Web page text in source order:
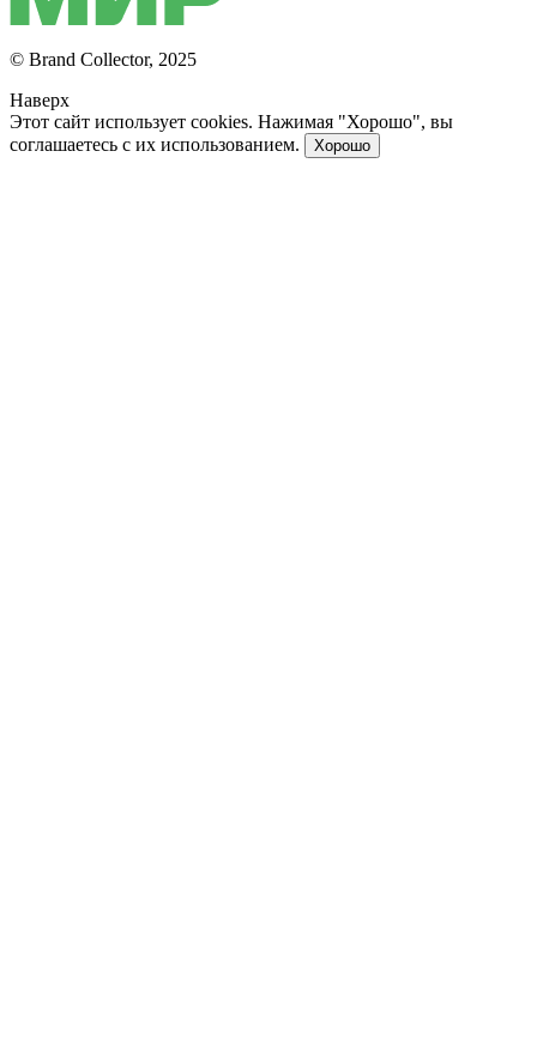
© Brand Collector, 2025
Наверх
Этот сайт использует cookies. Нажимая "Хорошо", вы
соглашаетесь с их использованием.
Хорошо